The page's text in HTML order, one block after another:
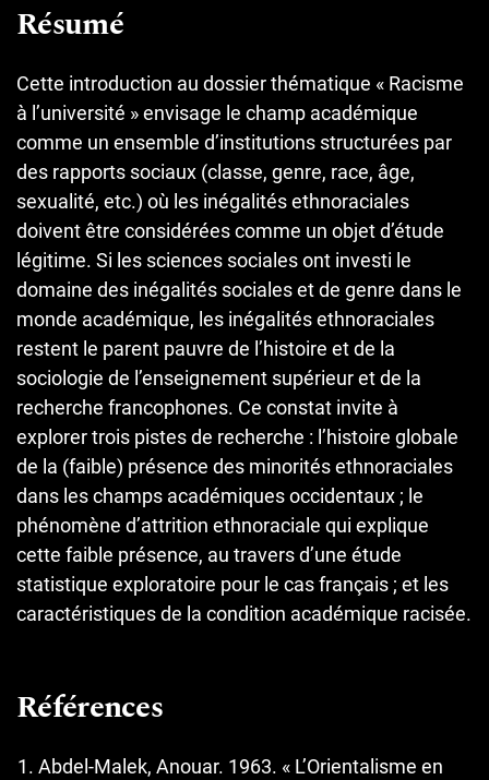
Résumé
Cette introduction au dossier thématique « Racisme
à l’université » envisage le champ académique
comme un ensemble d’institutions structurées par
des rapports sociaux (classe, genre, race, âge,
sexualité, etc.) où les inégalités ethnoraciales
doivent être considérées comme un objet d’étude
légitime. Si les sciences sociales ont investi le
domaine des inégalités sociales et de genre dans le
monde académique, les inégalités ethnoraciales
restent le parent pauvre de l’histoire et de la
sociologie de l’enseignement supérieur et de la
recherche francophones. Ce constat invite à
explorer trois pistes de recherche : l’histoire globale
de la (faible) présence des minorités ethnoraciales
dans les champs académiques occidentaux ; le
phénomène d’attrition ethnoraciale qui explique
cette faible présence, au travers d’une étude
statistique exploratoire pour le cas français ; et les
caractéristiques de la condition académique racisée.
Références
Abdel-Malek, Anouar. 1963. « L’Orientalisme en